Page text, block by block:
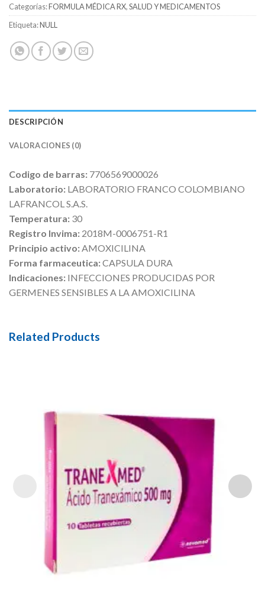
Categorías:FORMULA MÉDICA RX,SALUD Y MEDICAMENTOS
Etiqueta:NULL
DESCRIPCIÓN
VALORACIONES (0)
Codigo de barras: 7706569000026
Laboratorio: LABORATORIO FRANCO COLOMBIANO
LAFRANCOL S.A.S.
Temperatura: 30
Registro Invima: 2018M-0006751-R1
Principio activo:AMOXICILINA
Forma farmaceutica:CAPSULA DURA
Indicaciones: INFECCIONES PRODUCIDAS POR
GERMENES SENSIBLES A LA AMOXICILINA
Related Products